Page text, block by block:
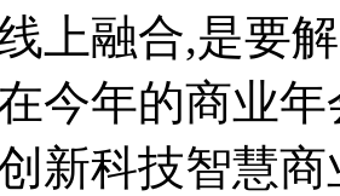
上融合,是要
今年的商业
新科技智慧